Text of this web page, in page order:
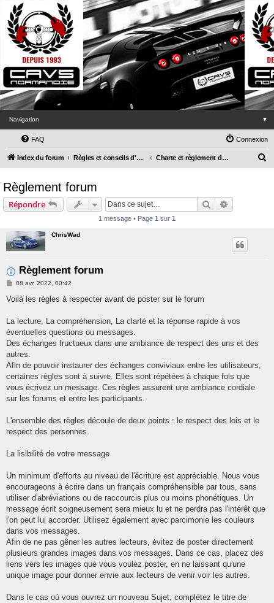
Navigation ▼
FAQ Connexion
Index du forum Règles et conseils d'utilisation du forum Charte et règlement du forum CAVS Normandie
Règlement forum
Répondre Rechercher
1 message • Page 1 sur 1
ChrisWad
Règlement forum
M
s
g
08 avr. 2022, 00:42
Voilà les règles à respecter avant de poster sur le forum
La lecture, La compréhension, La clarté et la réponse rapide à vos
éventuelles questions ou messages.
Des échanges fructueux dans une ambiance de respect des uns et des
autres.
Afin de pouvoir instaurer des échanges conviviaux entre les utilisateurs,
certaines règles sont à suivre. Elles sont répétées à chaque fois que
vous écrivez un message. Ces règles assurent une ambiance cordiale
sur les forums et entre les participants.
L'ensemble des règles découle de deux points : le respect des lois et le
respect des personnes.
La lisibilité de votre message
Un minimum d'efforts au niveau de l'écriture est appréciable. Nous vous
encourageons à écrire dans un français compréhensible par tous, sans
utiliser d'abréviations ou de raccourcis plus ou moins phonétiques. Un
message écrit soigneusement sera mieux lu et ne perdra pas l'intérêt que
l'on peut lui accorder. Utilisez également avec parcimonie les couleurs
dans vos messages.
Afin de ne pas gêner les autres lecteurs, évitez de poster directement
plusieurs grandes images dans vos messages. Dans ce cas, placez des
liens vers les images que vous voulez poster, en ne laissant qu'une
unique image pour donner envie aux lecteurs de venir voir les autres.
Dans le cas où vous ouvrez un nouveau Sujet, complétez le titre de